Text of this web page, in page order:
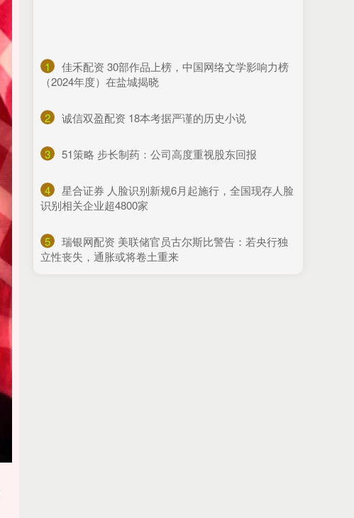
1
​佳禾配资 30部作品上榜，中国网络文学影响力榜
（2024年度）在盐城揭晓
2 ​诚信双盈配资 18本考据严谨的历史小说
3 ​51策略 步长制药：公司高度重视股东回报
4
​星合证券 人脸识别新规6月起施行，全国现存人脸
识别相关企业超4800家
5
​瑞银网配资 美联储官员古尔斯比警告：若央行独
立性丧失，通胀或将卷土重来